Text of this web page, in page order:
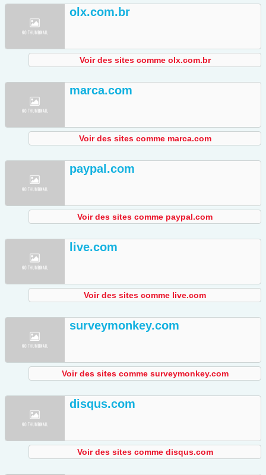
olx.com.br
Voir des sites comme olx.com.br
marca.com
Voir des sites comme marca.com
paypal.com
Voir des sites comme paypal.com
live.com
Voir des sites comme live.com
surveymonkey.com
Voir des sites comme surveymonkey.com
disqus.com
Voir des sites comme disqus.com